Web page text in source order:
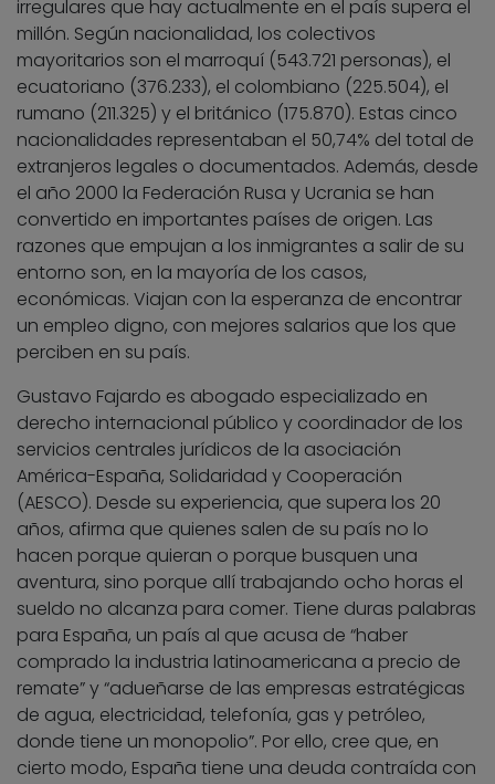
irregulares que hay actualmente en el país supera el
millón. Según nacionalidad, los colectivos
mayoritarios son el marroquí (543.721 personas), el
ecuatoriano (376.233), el colombiano (225.504), el
rumano (211.325) y el británico (175.870). Estas cinco
nacionalidades representaban el 50,74% del total de
extranjeros legales o documentados. Además, desde
el año 2000 la Federación Rusa y Ucrania se han
convertido en importantes países de origen. Las
razones que empujan a los inmigrantes a salir de su
entorno son, en la mayoría de los casos,
económicas. Viajan con la esperanza de encontrar
un empleo digno, con mejores salarios que los que
perciben en su país.
Gustavo Fajardo es abogado especializado en
derecho internacional público y coordinador de los
servicios centrales jurídicos de la asociación
América-España, Solidaridad y Cooperación
(AESCO). Desde su experiencia, que supera los 20
años, afirma que quienes salen de su país no lo
hacen porque quieran o porque busquen una
aventura, sino porque allí trabajando ocho horas el
sueldo no alcanza para comer. Tiene duras palabras
para España, un país al que acusa de “haber
comprado la industria latinoamericana a precio de
remate” y “adueñarse de las empresas estratégicas
de agua, electricidad, telefonía, gas y petróleo,
donde tiene un monopolio”. Por ello, cree que, en
cierto modo, España tiene una deuda contraída con